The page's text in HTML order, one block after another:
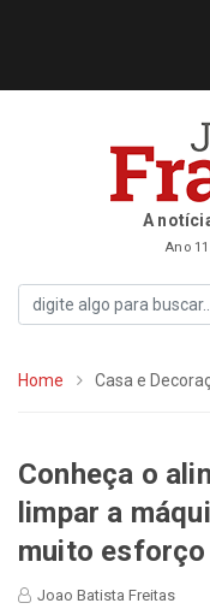
A
Ano
Home Casa e
Conheça o
limpar a
muito esforço
Joao Batista Freitas